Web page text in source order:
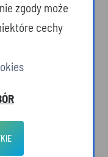
zgody może
cechy